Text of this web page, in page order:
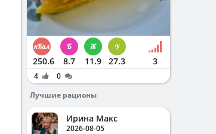
250.6 8.7 11.9 27.3 3
4
0
Лучшие рационы
Ирина Макс
2026-08-05